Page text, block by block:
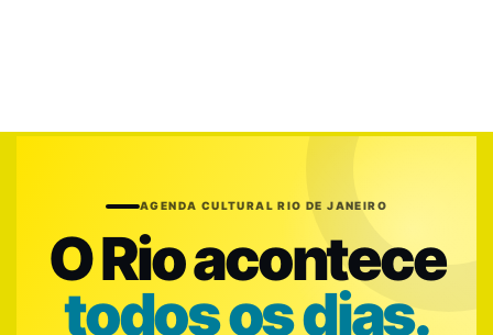
AGENDA CULTURAL RIO DE JANEIRO
O Rio acontece
todos os dias.